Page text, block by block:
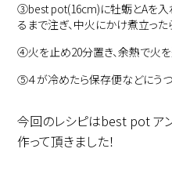
③best pot(16cm)に牡蛎とAを入
るまで注ぎ、中火にかけ煮立った
④火を止め20分置き、余熱で火を
⑤４が冷めたら保存便などにうつ
今回のレシピはbest pot ア
作って頂きました！